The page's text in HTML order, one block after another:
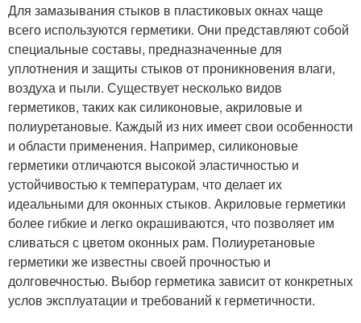
Для замазывания стыков в пластиковых окнах чаще
всего используются герметики. Они представляют собой
специальные составы, предназначенные для
уплотнения и защиты стыков от проникновения влаги,
воздуха и пыли. Существует несколько видов
герметиков, таких как силиконовые, акриловые и
полиуретановые. Каждый из них имеет свои особенности
и области применения. Например, силиконовые
герметики отличаются высокой эластичностью и
устойчивостью к температурам, что делает их
идеальными для оконных стыков. Акриловые герметики
более гибкие и легко окрашиваются, что позволяет им
сливаться с цветом оконных рам. Полиуретановые
герметики же известны своей прочностью и
долговечностью. Выбор герметика зависит от конкретных
услов эксплуатации и требований к герметичности.